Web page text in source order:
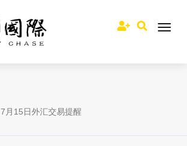
7月15日外汇交易提醒